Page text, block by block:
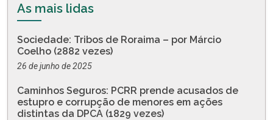
As mais lidas
Sociedade: Tribos de Roraima – por Márcio
Coelho (2882 vezes)
26 de junho de 2025
Caminhos Seguros: PCRR prende acusados de
estupro e corrupção de menores em ações
distintas da DPCA (1829 vezes)